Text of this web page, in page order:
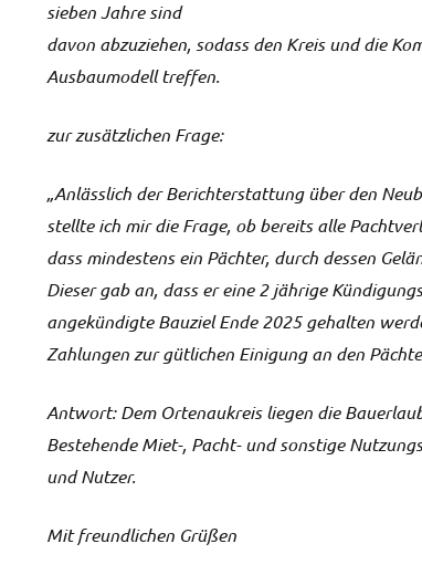
sieben Jahre sind
davon abzuziehen, sodass den Kreis und die
Ausbaumodell treffen.
zur zusätzlichen Frage:
„Anlässlich der Berichterstattung über den
stellte ich mir die Frage, ob bereits alle
dass mindestens ein Pächter, durch dessen
Dieser gab an, dass er eine 2 jährige
angekündigte Bauziel Ende 2025 gehalten
Zahlungen zur gütlichen Einigung an den
Antwort: Dem Ortenaukreis liegen die
Bestehende Miet-, Pacht- und sonstige
und Nutzer.
Mit freundlichen Grüßen